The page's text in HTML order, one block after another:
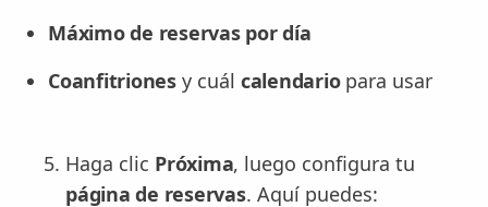
Máximo de reservas por día
Coanfitrionesy cuál calendariopara usar
Haga clic Próxima, luego configura tu
página de reservas. Aquí puedes: